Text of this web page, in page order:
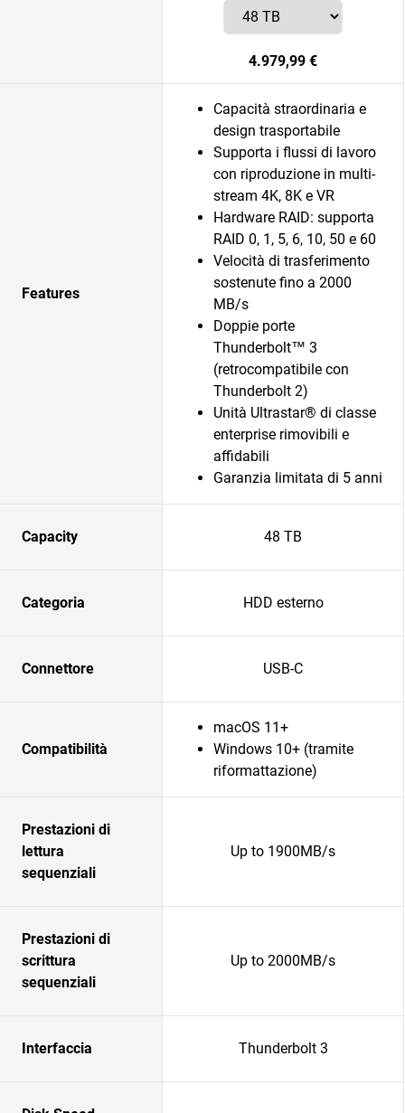
4.979,99 €
Features
Capacità straordinaria e
design trasportabile
Supporta i flussi di lavoro
con riproduzione in multi-
stream 4K, 8K e VR
Hardware RAID: supporta
RAID 0, 1, 5, 6, 10, 50 e 60
Velocità di trasferimento
sostenute fino a 2000
MB/s
Doppie porte
Thunderbolt™ 3
(retrocompatibile con
Thunderbolt 2)
Unità Ultrastar® di classe
enterprise rimovibili e
affidabili
Garanzia limitata di 5 anni
Capacity 48 TB
Categoria HDD esterno
Connettore USB-C
Compatibilità
macOS 11+
Windows 10+ (tramite
riformattazione)
Prestazioni di
lettura
sequenziali
Up to 1900MB/s
Prestazioni di
scrittura
sequenziali
Up to 2000MB/s
Interfaccia Thunderbolt 3